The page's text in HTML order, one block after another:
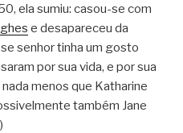
ela sumiu: casou-se com
e desapareceu da
senhor tinha um gosto
por sua vida, e por sua
menos que Katharine
também Jane